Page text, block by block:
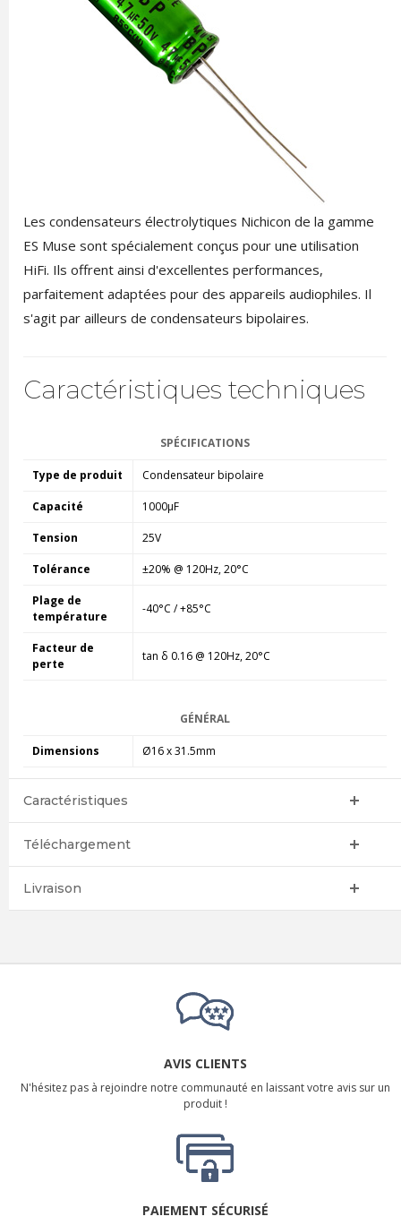
Les condensateurs électrolytiques Nichicon de la gamme
ES Muse sont spécialement conçus pour une utilisation
HiFi. Ils offrent ainsi d'excellentes performances,
parfaitement adaptées pour des appareils audiophiles. Il
s'agit par ailleurs de condensateurs bipolaires.
Caractéristiques techniques
SPÉCIFICATIONS
Type de produit Condensateur bipolaire
Capacité 1000µF
Tension 25V
Tolérance ±20% @ 120Hz, 20°C
Plage de
température
-40°C / +85°C
Facteur de
perte
tan δ 0.16 @ 120Hz, 20°C
GÉNÉRAL
Dimensions Ø16 x 31.5mm
Caractéristiques
Téléchargement
Livraison
AVIS CLIENTS
N'hésitez pas à rejoindre notre communauté en laissant votre avis sur un
produit !
PAIEMENT SÉCURISÉ